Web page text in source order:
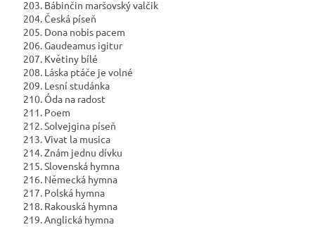
203. Bábinčin maršovský valčik
204. Česká píseň
205. Dona nobis pacem
206. Gaudeamus igitur
207. Květiny bílé
208. Láska ptáče je volné
209. Lesní studánka
210. Óda na radost
211. Poem
212. Solvejgina píseň
213. Vivat la musica
214. Znám jednu dívku
215. Slovenská hymna
216. Německá hymna
217. Polská hymna
218. Rakouská hymna
219. Anglická hymna